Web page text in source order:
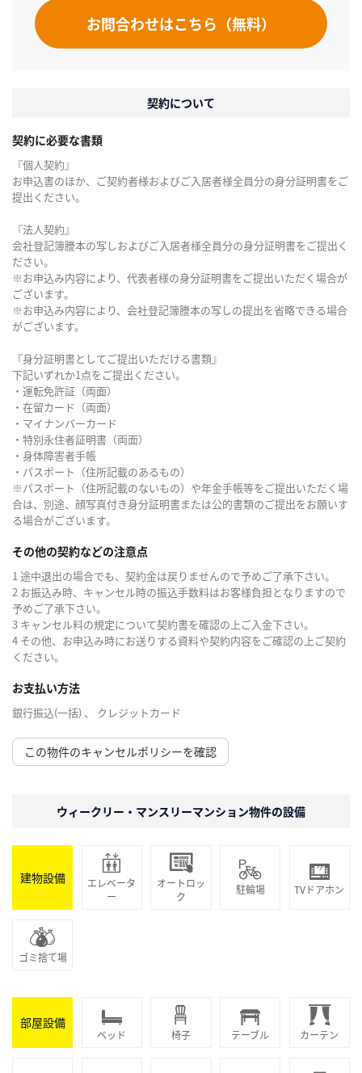
お問合わせはこちら（無料）
契約について
契約に必要な書類
『個人契約』
お申込書のほか、ご契約者様およびご入居者様全員分の身分証明書をご
提出ください。
『法人契約』
会社登記簿謄本の写しおよびご入居者様全員分の身分証明書をご提出く
ださい。
※お申込み内容により、代表者様の身分証明書をご提出いただく場合が
ございます。
※お申込み内容により、会社登記簿謄本の写しの提出を省略できる場合
がございます。
『身分証明書としてご提出いただける書類』
下記いずれか1点をご提出ください。
・運転免許証（両面）
・在留カード（両面）
・マイナンバーカード
・特別永住者証明書（両面）
・身体障害者手帳
・パスポート（住所記載のあるもの）
※パスポート（住所記載のないもの）や年金手帳等をご提出いただく場
合は、別途、顔写真付き身分証明書または公的書類のご提出をお願いす
る場合がございます。
その他の契約などの注意点
1 途中退出の場合でも、契約金は戻りませんので予めご了承下さい。
2 お振込み時、キャンセル時の振込手数料はお客様負担となりますので
予めご了承下さい。
3 キャンセル料の規定について契約書を確認の上ご入金下さい。
4 その他、お申込み時にお送りする資料や契約内容をご確認の上ご契約
ください。
お支払い方法
銀行振込(一括) 、 クレジットカード
この物件のキャンセルポリシーを確認
ウィークリー・マンスリーマンション物件の設備
建物設備
エレベータ
ー
オートロッ
ク
駐輪場 TVドアホン
ゴミ捨て場
部屋設備
ベッド 椅子 テーブル カーテン